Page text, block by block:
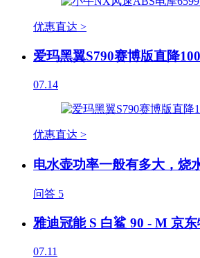
优惠直达 >
爱玛黑翼S790赛博版直降
07.14
优惠直达 >
电水壶功率一般有多大，烧
问答 5
雅迪冠能 S 白鲨 90 - M 京
07.11